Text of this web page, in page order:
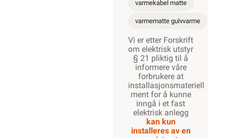
varmekabel matte
varmematte gulvvarme
Vi er etter Forskrift
om elektrisk utstyr
§ 21 pliktig til å
informere våre
forbrukere at
installasjonsmateriell
ment for å kunne
inngå i et fast
elektrisk anlegg
kan kun
installeres av en